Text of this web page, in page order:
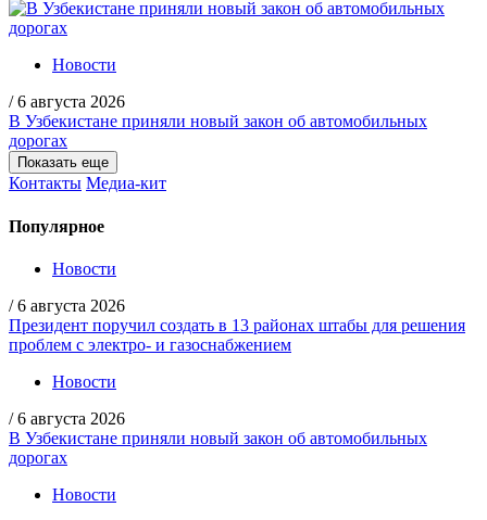
Новости
/ 6 августа 2026
В Узбекистане приняли новый закон об автомобильных
дорогах
Показать еще
Контакты Медиа-кит
Популярное
Новости
/ 6 августа 2026
Президент поручил создать в 13 районах штабы для решения
проблем с электро- и газоснабжением
Новости
/ 6 августа 2026
В Узбекистане приняли новый закон об автомобильных
дорогах
Новости